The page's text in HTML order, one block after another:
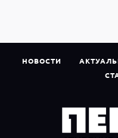
НОВОСТИ